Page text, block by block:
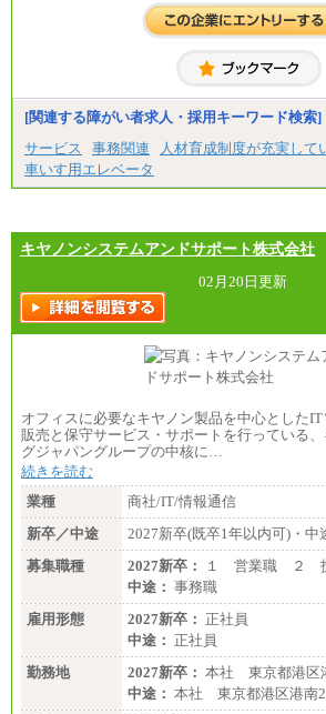
[関連する障がい者求人・採用キーワード検索]
サービス
事務関連 人材育成制度が充実して
車いす用エレベータ
キヤノンシステムアンドサポート株式会社
02月20日更新
オフィスに必要なキヤノン製品を中心とした
販売と保守サービス・サポートを行っている
グジャパングループの中核に…
続きを読む
業種
商社/IT/情報通信
新卒／中途
2027新卒(既卒1年以内可)・中
募集職種
2027新卒：
１ 営業職 ２
中途： 事務職
雇用形態
2027新卒： 正社員
中途： 正社員
勤務地
2027新卒： 本社 東京都港区
中途： 本社 東京都港区港南